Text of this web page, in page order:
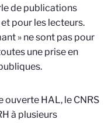
de publications
pour les lecteurs.
» ne sont pas pour
une prise en
ouverte HAL, le CNRS
à plusieurs